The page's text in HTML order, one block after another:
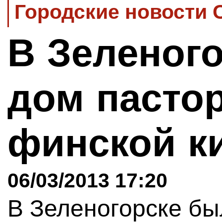
Городские новости
В
дом
финской
06/03/2013 17:20
В Зеленогорске